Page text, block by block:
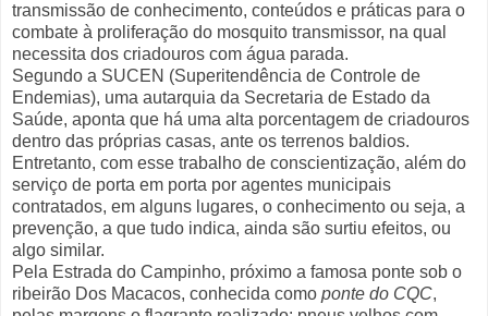
transmissão de conhecimento, conteúdos e práticas para o
combate à proliferação do mosquito transmissor, na qual
necessita dos criadouros com água parada.
Segundo a SUCEN (Superitendência de Controle de
Endemias), uma autarquia da Secretaria de Estado da
Saúde, aponta que há uma alta porcentagem de criadouros
dentro das próprias casas, ante os terrenos baldios.
Entretanto, com esse trabalho de conscientização, além do
serviço de porta em porta por agentes municipais
contratados, em alguns lugares, o conhecimento ou seja, a
prevenção, a que tudo indica, ainda são surtiu efeitos, ou
algo similar.
Pela Estrada do Campinho, próximo a famosa ponte sob o
ribeirão Dos Macacos, conhecida como ponte do CQC,